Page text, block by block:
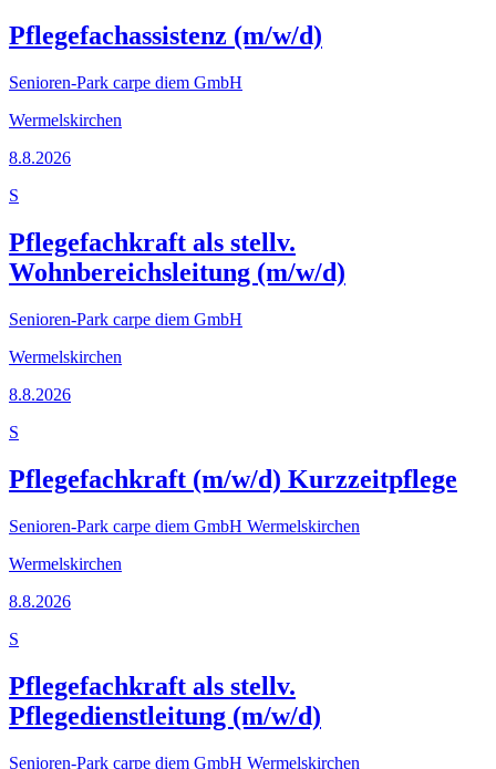
Pflegefachassistenz (m/w/d)
Senioren-Park carpe diem GmbH
Wermelskirchen
8.8.2026
S
Pflegefachkraft als stellv.
Wohnbereichsleitung (m/w/d)
Senioren-Park carpe diem GmbH
Wermelskirchen
8.8.2026
S
Pflegefachkraft (m/w/d) Kurzzeitpflege
Senioren-Park carpe diem GmbH Wermelskirchen
Wermelskirchen
8.8.2026
S
Pflegefachkraft als stellv.
Pflegedienstleitung (m/w/d)
Senioren-Park carpe diem GmbH Wermelskirchen